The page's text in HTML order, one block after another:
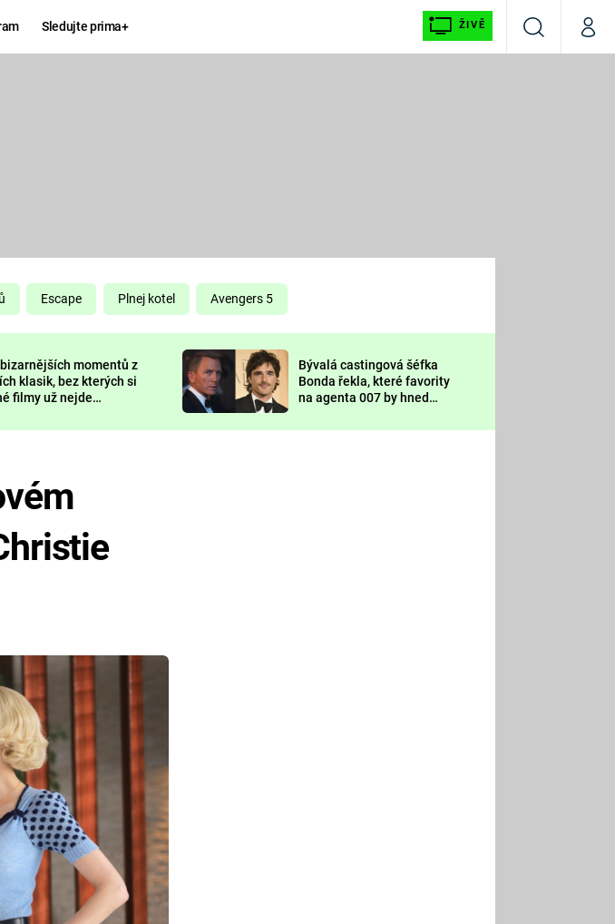
Sledujte prima+ ŽIVĚ
VyhledáváníMůj
KOMEDIE
CHUCK
NORRIS
DEADPOOL
Prima LAJK
Sledujte nás
Escape Plnej kotel Avengers 5
momentů z
klasik, bez kterých si
filmy už nejde
Bývalá castingová šéfka
Bonda řekla, které favority
na agenta 007 by hned